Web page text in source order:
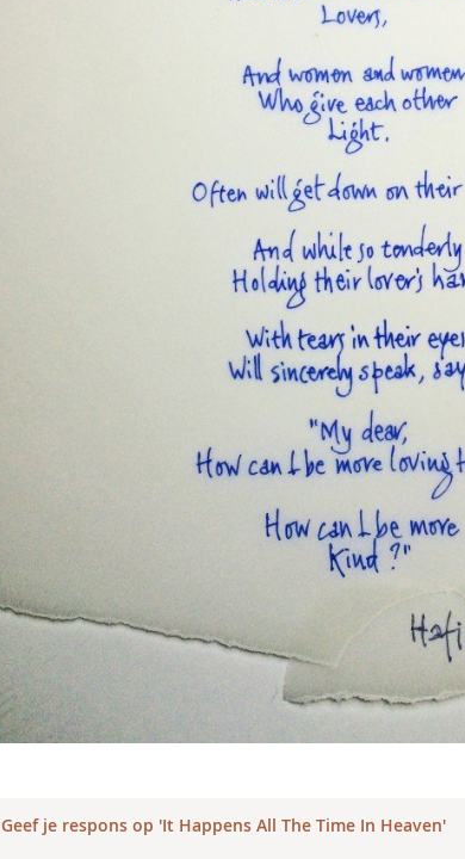
Geef je respons op 'It Happens All The Time In Heaven'